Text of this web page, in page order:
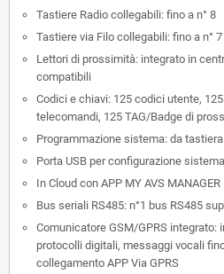
Tastiere Radio collegabili: fino a n° 8
Tastiere via Filo collegabili: fino a n°
Lettori di prossimità: integrato in
compatibili
Codici e chiavi: 125 codici utente,
telecomandi, 125 TAG/Badge di
Programmazione sistema: da
Porta USB per configurazione
In Cloud con APP MY AVS MANAGER
Bus seriali RS485: n°1 bus RS485
Comunicatore GSM/GPRS integrato:
protocolli digitali, messaggi vocali
collegamento APP Via GPRS